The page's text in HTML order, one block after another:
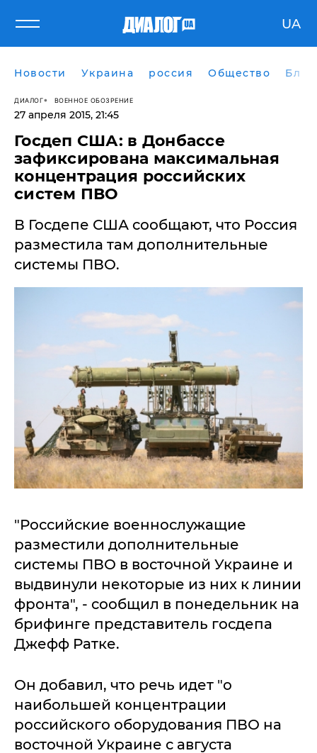
UA
Новости Украина россия Общество
ДИАЛОГ ВОЕННОЕ ОБОЗРЕНИЕ
27 апреля 2015, 21:45
Госдеп США: в Донбассе
зафиксирована максимальная
концентрация российских
систем ПВО
В Госдепе США сообщают, что Россия
разместила там дополнительные
системы ПВО.
"Российские военнослужащие
разместили дополнительные
системы ПВО в восточной Украине и
выдвинули некоторые из них к линии
фронта", - сообщил в понедельник на
брифинге представитель госдепа
Джефф Ратке.
Он добавил, что речь идет "о
наибольшей концентрации
российского оборудования ПВО на
восточной Украине с августа